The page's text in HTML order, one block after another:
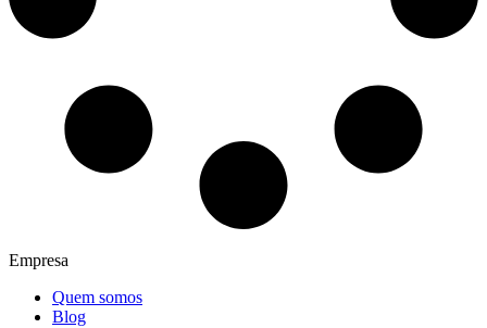
Empresa
Quem somos
Blog